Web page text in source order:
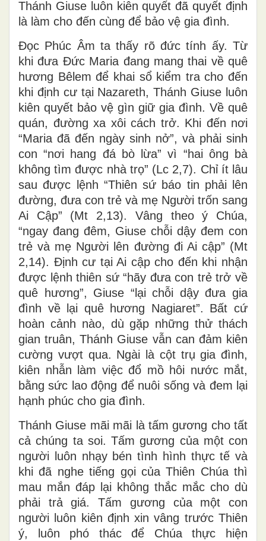
Thánh Giuse luôn kiên quyết đã quyết định
là làm cho đến cùng để bảo vệ gia đình.
Đọc Phúc Âm ta thấy rõ đức tính ấy. Từ
khi đưa Đức Maria đang mang thai về quê
hương Bêlem để khai sổ kiểm tra cho đến
khi định cư tại Nazareth, Thánh Giuse luôn
kiên quyết bảo vệ gìn giữ gia đình. Về quê
quán, đường xa xôi cách trở. Khi đến nơi
“Maria đã đến ngày sinh nở”, và phải sinh
con “nơi hang đá bò lừa” vì “hai ông bà
không tìm được nhà trọ” (Lc 2,7). Chỉ ít lâu
sau được lệnh “Thiên sứ báo tin phải lên
đường, đưa con trẻ và mẹ Người trốn sang
Ai Cập” (Mt 2,13). Vâng theo ý Chúa,
“ngay đang đêm, Giuse chỗi dậy đem con
trẻ và mẹ Người lên đường đi Ai cập” (Mt
2,14). Định cư tại Ai cập cho đến khi nhận
được lệnh thiên sứ “hãy đưa con trẻ trở về
quê hương”, Giuse “lại chỗi dậy đưa gia
đình về lại quê hương Nagiaret”. Bất cứ
hoàn cảnh nào, dù gặp những thử thách
gian truân, Thánh Giuse vẫn can đảm kiên
cường vượt qua. Ngài là cột trụ gia đình,
kiên nhẫn làm việc đổ mồ hôi nước mắt,
bằng sức lao động để nuôi sống và đem lại
hạnh phúc cho gia đình.
Thánh Giuse mãi mãi là tấm gương cho tất
cả chúng ta soi. Tấm gương của một con
người luôn nhạy bén tình hình thực tế và
khi đã nghe tiếng gọi của Thiên Chúa thì
mau mắn đáp lại không thắc mắc cho dù
phải trả giá. Tấm gương của một con
người luôn kiên định xin vâng trước Thiên
ý, luôn phó thác để Chúa thực hiện